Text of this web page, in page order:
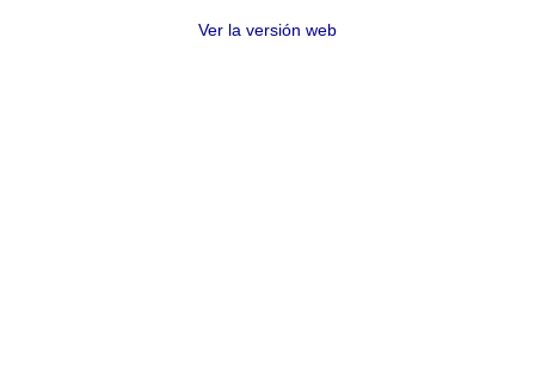
Ver la versión web